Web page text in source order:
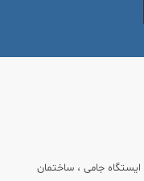
ایستگاه جامی ، ساختمان